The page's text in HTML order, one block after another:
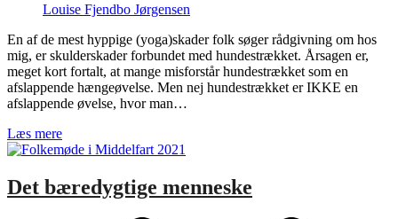
Louise Fjendbo Jørgensen
En af de mest hyppige (yoga)skader folk søger rådgivning om hos
mig, er skulderskader forbundet med hundestrækket. Årsagen er,
meget kort fortalt, at mange misforstår hundestrækket som en
afslappende hængeøvelse. Men nej hundestrækket er IKKE en
afslappende øvelse, hvor man…
Læs mere
Det bæredygtige menneske